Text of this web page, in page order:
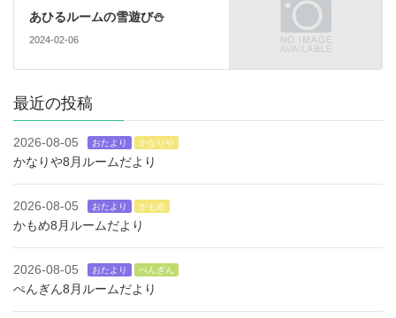
あひるルームの雪遊び⛄
2024-02-06
最近の投稿
2026-08-05 おたより かなりや
かなりや8月ルームだより
2026-08-05 おたより かもめ
かもめ8月ルームだより
2026-08-05 おたより ぺんぎん
ぺんぎん8月ルームだより